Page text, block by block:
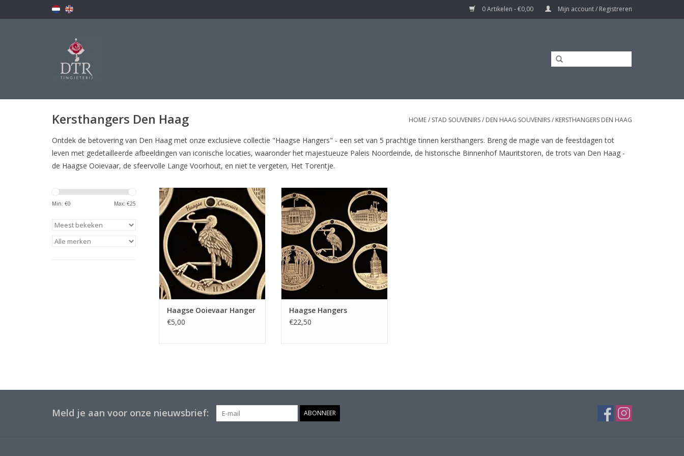
0 Artikelen - €0,00 Mijn account / Registreren
Kersthangers Den Haag HOME/ STAD SOUVENIRS/ DEN HAAG SOUVENIRS/ KERSTHANGERS DEN HAAG
Ontdek de betovering van Den Haag met onze exclusieve collectie "Haagse Hangers" - een set van 5 prachtige tinnen kersthangers. Breng de magie van de feestdagen tot
leven met gedetailleerde afbeeldingen van iconische locaties, waaronder het majestueuze Paleis Noordeinde, de historische Binnenhof Mauritstoren, de trots van Den Haag -
de Haagse Ooievaar, de sfeervolle Lange Voorhout, en niet te vergeten, Het Torentje.
Min: €0 Max: €25
Haagse Ooievaar Hanger
TOEVOEGEN AAN WINKELWAGEN
Haagse Ooievaar Hanger
€5,00
5 originele tinnen hangers met
afbeeldingen uit Den Haag.
Verpakt in een geschenk doos.
TOEVOEGEN AAN WINKELWAGEN
Haagse Hangers
€22,50
Meld je aan voor onze nieuwsbrief: ABONNEER